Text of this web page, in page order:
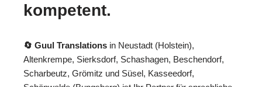
kompetent.
🔄 Guul Translations in Neustadt (Holstein),
Altenkrempe, Sierksdorf, Schashagen, Beschendorf,
Scharbeutz, Grömitz und Süsel, Kasseedorf,